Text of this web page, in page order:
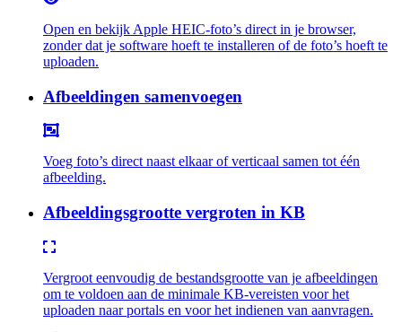
Open en bekijk Apple HEIC-foto’s direct in je browser,
zonder dat je software hoeft te installeren of de foto’s hoeft te
uploaden.
Afbeeldingen samenvoegen
Voeg foto’s direct naast elkaar of verticaal samen tot één
afbeelding.
Afbeeldingsgrootte vergroten in KB
Vergroot eenvoudig de bestandsgrootte van je afbeeldingen
om te voldoen aan de minimale KB-vereisten voor het
uploaden naar portals en voor het indienen van aanvragen.